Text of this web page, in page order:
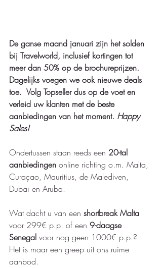
De ganse maand januari zijn het solden
bij Travelworld, inclusief kortingen tot
meer dan 50% op de brochureprijzen.
Dagelijks voegen we ook nieuwe deals
toe.  Volg Topseller dus op de voet en
verleid uw klanten met de beste
aanbiedingen van het moment. Happy
Sales!
Ondertussen staan reeds een 20-tal
aanbiedingen online richting o.m. Malta,
Curaçao, Mauritius, de Malediven,
Dubai en Aruba.
Wat dacht u van een shortbreak Malta
voor 299€ p.p. of een 9-daagse
Senegal voor nog geen 1000€ p.p.?
Het is maar een greep uit ons ruime
aanbod.